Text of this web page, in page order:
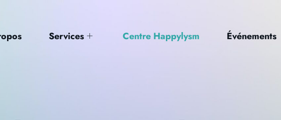
Services Centre Happylysm Événements